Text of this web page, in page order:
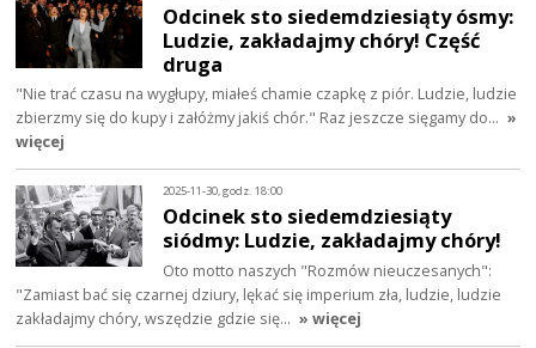
Odcinek sto siedemdziesiąty ósmy:
Ludzie, zakładajmy chóry! Część
druga
"Nie trać czasu na wygłupy, miałeś chamie czapkę z piór. Ludzie, ludzie
zbierzmy się do kupy i załóżmy jakiś chór." Raz jeszcze sięgamy do… »
więcej
2025-11-30, godz. 18:00
Odcinek sto siedemdziesiąty
siódmy: Ludzie, zakładajmy chóry!
Oto motto naszych "Rozmów nieuczesanych":
"Zamiast bać się czarnej dziury, lękać się imperium zła, ludzie, ludzie
zakładajmy chóry, wszędzie gdzie się… » więcej